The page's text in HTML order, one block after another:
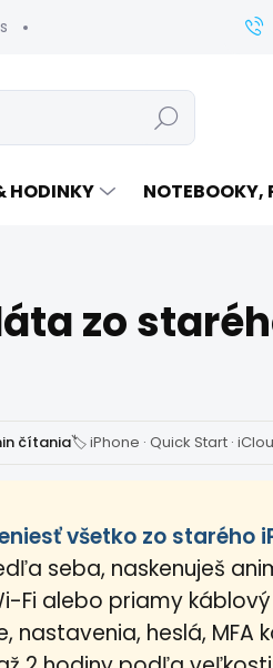
Zistenie
Hľadať
HODINKY NOTEBOOKY,
zo
čítania🏷 iPhone · Quick Start ·
všetko zo starého
seba, naskenuješ
Fi alebo priamy
nastavenia, heslá, MFA